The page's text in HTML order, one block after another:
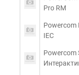
Pro RM
Powercom
IEC
Powercom